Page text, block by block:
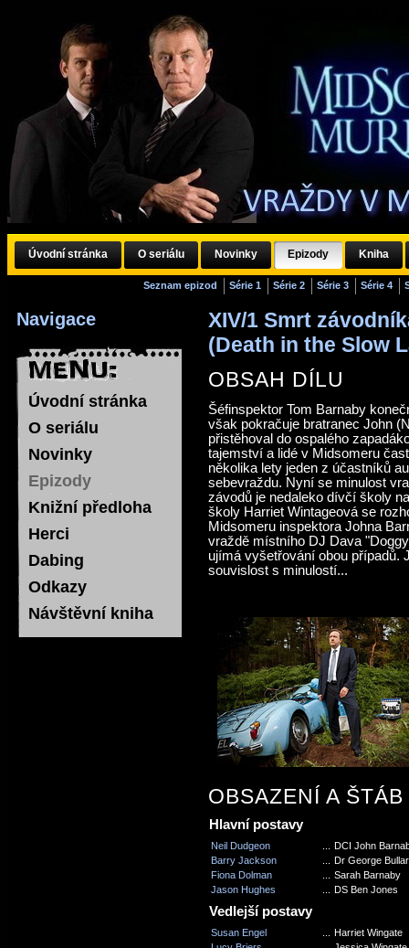
Úvodní stránka O seriálu Novinky Epizody Kniha
Seznam epizod Série 1 Série 2 Série 3 Série 4
Navigace
Úvodní stránka
O seriálu
Novinky
Epizody
Knižní předloha
Herci
Dabing
Odkazy
Návštěvní kniha
XIV/1 Smrt
(Death in the Slow
OBSAH DÍLU
Šéfinspektor Tom Barnaby
však pokračuje bratranec John
přistěhoval do ospalého
tajemství a lidé v Midsomeru
několika lety jeden z účastníků
sebevraždu. Nyní se minulost
závodů je nedaleko dívčí školy
školy Harriet Wintageová se
Midsomeru inspektora Johna
vraždě místního DJ Dava
ujímá vyšetřování obou případů.
souvislost s minulostí...
OBSAZENÍ A ŠTÁB
Hlavní postavy
Neil Dudgeon
DCI John
Barry Jackson
Dr George
Fiona Dolman
Sarah Barnaby
Jason Hughes
DS Ben Jones
Vedlejší postavy
Susan Engel
Harriet Wingate